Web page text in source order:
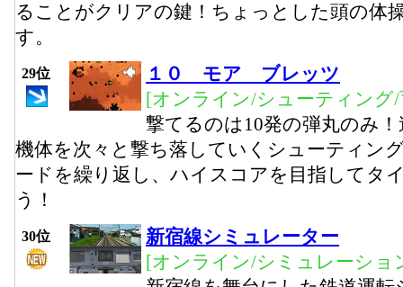
ることがクリアの鍵！ちょっとした頭の体
す。
29位
１０ モア ブレッツ
[オンライン/シューティング
撃てるのは10発の弾丸のみ
機体を次々と撃ち落していくシューティン
ードを繰り返し、ハイスコアを目指してタ
う！
30位
新宿線シミュレーター
[オンライン/シミュレーショ